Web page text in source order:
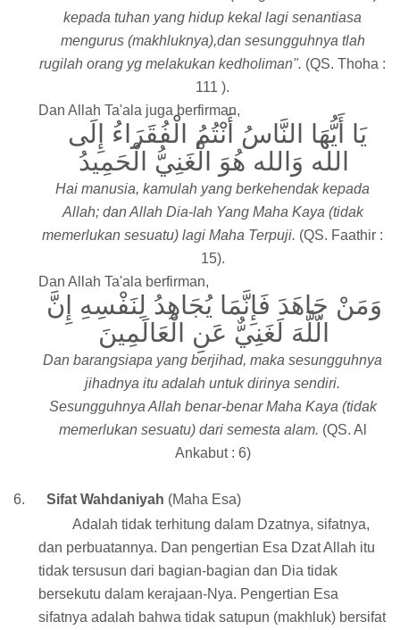
kepada tuhan yang hidup kekal lagi senantiasa
mengurus (makhluknya),dan sesungguhnya tlah
rugilah orang yg melakukan kedholiman". (QS. Thoha :
111 ).
Dan Allah Ta'ala juga berfirman,
يَا أَيُّهَا النَّاسُ أَنْتُمُ الْفُقَرَاءُ إِلَى
الله وَالله هُوَ الْغَنِيُّ الْحَمِيدُ
Hai manusia, kamulah yang berkehendak kepada
Allah; dan Allah Dia-lah Yang Maha Kaya (tidak
memerlukan sesuatu) lagi Maha Terpuji. (QS. Faathir :
15).
Dan Allah Ta'ala berfirman,
وَمَنْ جَاهَدَ فَإِنَّمَا يُجَاهِدُ لِنَفْسِهِ إِنَّ
الَّلَّهَ لَغَنِيٌّ عَنِ الْعَالَمِينَ
Dan barangsiapa yang berjihad, maka sesungguhnya
jihadnya itu adalah untuk dirinya sendiri.
Sesungguhnya Allah benar-benar Maha Kaya (tidak
memerlukan sesuatu) dari semesta alam. (QS. Al
Ankabut : 6)
6. Sifat Wahdaniyah (Maha Esa)
Adalah tidak terhitung dalam Dzatnya, sifatnya,
dan perbuatannya. Dan pengertian Esa Dzat Allah itu
tidak tersusun dari bagian-bagian dan Dia tidak
bersekutu dalam kerajaan-Nya. Pengertian Esa
sifatnya adalah bahwa tidak satupun (makhluk) bersifat